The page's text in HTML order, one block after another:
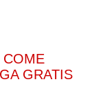
COME
GRATIS